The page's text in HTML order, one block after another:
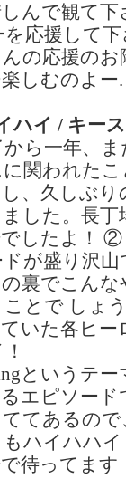
んで観て下
応援して
の応援の
しむのよー.
ハイ / キー
ら一年、
関われた
、久しぶ
した。長
したよ！
が盛り沢
裏でこん
とで しょ
いた各ヒ
というテ
エピソー
てあるの
ハイハハ
待ってま